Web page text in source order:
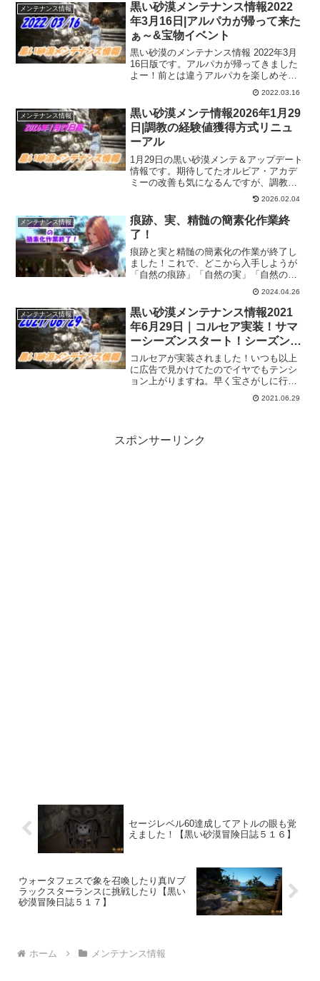
メンテナンス情報
黒い砂漠メンテナンス情報2022
年3月16日|アルパカが帰って来た
ぁ～&宝物イベント
黒い砂漠のメンテナンス情報 2022年3月
16日版です。アルパカが帰ってきました
よー！前とは違うアルパカを楽しめそう
です。それと、宝物イベントも開催され
るので、この機会に地図の欠片とか出る
と嬉しいな。
2022.03.16
メンテナンス情報
黒い砂漠メンテ情報2026年1月29
日|調教の経験値獲得方式リニュ
ーアル
1月29日の黒い砂漠メンテ＆アップデート
情報です。期待してたオルビア・アカデ
ミーの改善も気になるんですが、調教で
得られる経験値の獲得方式リニューアル
が気になりました。これからは「成長さ
せたい時に成長させる」そんなスタイル
になるようです。
2026.02.04
メンテナンス情報
痕跡、実、精髄の簡素化作業終
了！
痕跡と実と精髄の簡素化の作業が終了し
ました！これで、どこから入手しようが
「自然の痕跡」「自然の実」「自然の精
髄」となったわけです。なので、痕跡、
実、精髄を集めるのに苦労してて、今ま
で進めにくかった製作なんかも捗りそう
です。
2024.04.26
メンテナンス情報
黒い砂漠メンテナンス情報2021
年6月29日｜コルセア実装！サマ
ーシーズンスタート！シーズンは
進めやすくなったと思う。
コルセアが実装されました！いつも以上
に広告で見かけてたのでイヤでもテンシ
ョン上がりますね。早く宝さがしに行か
ないとです。もちろんサマーシーズンも
スタートしたので、コルセアで冒険する
2021.06.29
スポンサーリンク
セージレベル60達成してアトルの眼も覚
えました！【黒い砂漠冒険日誌５１６】
ウォータフェスで象を召喚したり真Ⅳブ
ラックスターランスに挑戦したり【黒い
砂漠冒険日誌５１７】
ホーム メンテナンス情報